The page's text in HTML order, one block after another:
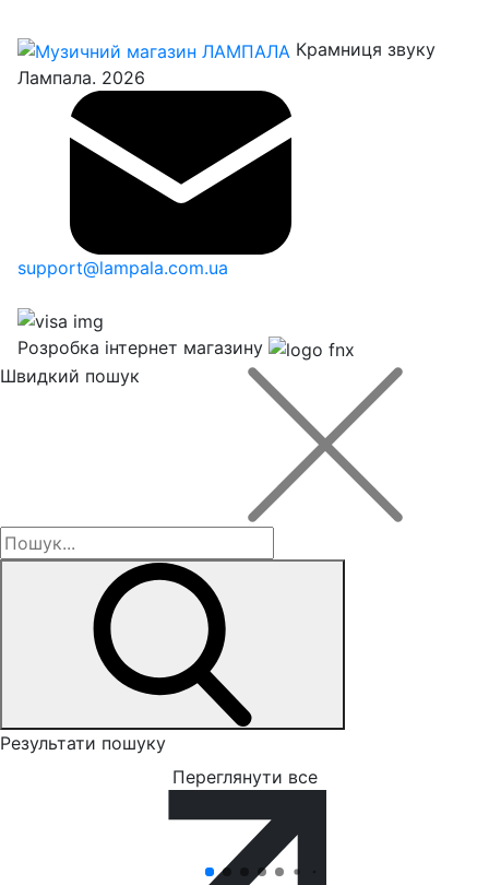
Крамниця звуку
Лампала. 2026
support@lampala.com.ua
Розробка інтернет магазину
Швидкий пошук
Результати пошуку
Переглянути все